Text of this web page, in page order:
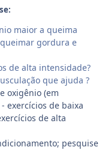
maior a queima
gordura e
de alta intensidade?
que ajuda ?
oxigênio (em
exercícios de baixa
de alta
pesquise